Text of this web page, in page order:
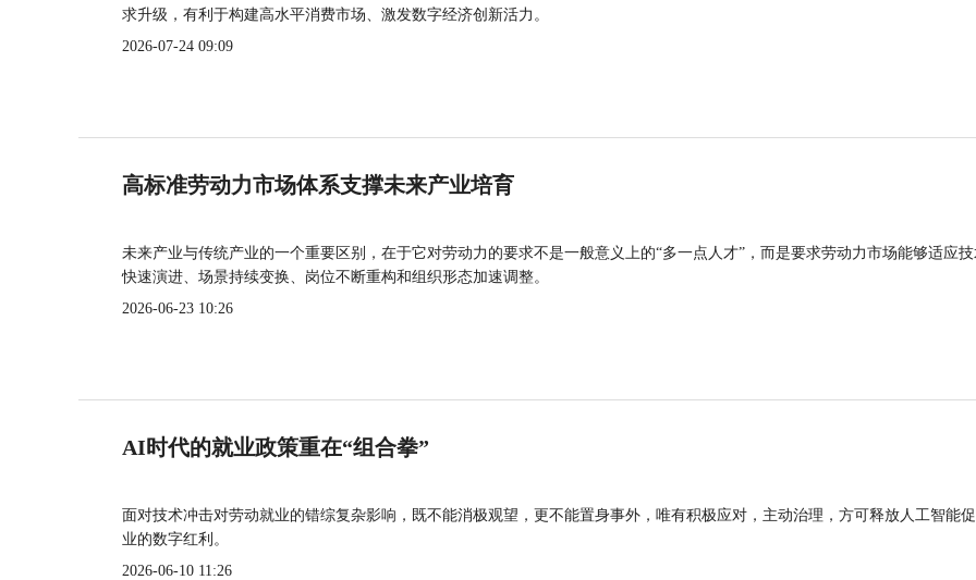
求升级，有利于构建高水平消费市场、激发数字经济创新活力。
2026-07-24 09:09
高标准劳动力市场体系支撑未来产业培育
未来产业与传统产业的一个重要区别，在于它对劳动力的要求不是一般意义上的“多一点人才”，而是要求劳动力市场能够适应
快速演进、场景持续变换、岗位不断重构和组织形态加速调整。
2026-06-23 10:26
AI时代的就业政策重在“组合拳”
面对技术冲击对劳动就业的错综复杂影响，既不能消极观望，更不能置身事外，唯有积极应对，主动治理，方可释放人工智能
业的数字红利。
2026-06-10 11:26